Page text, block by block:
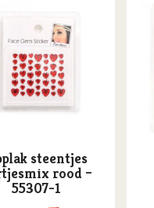
steentjes
rood –
55307-1